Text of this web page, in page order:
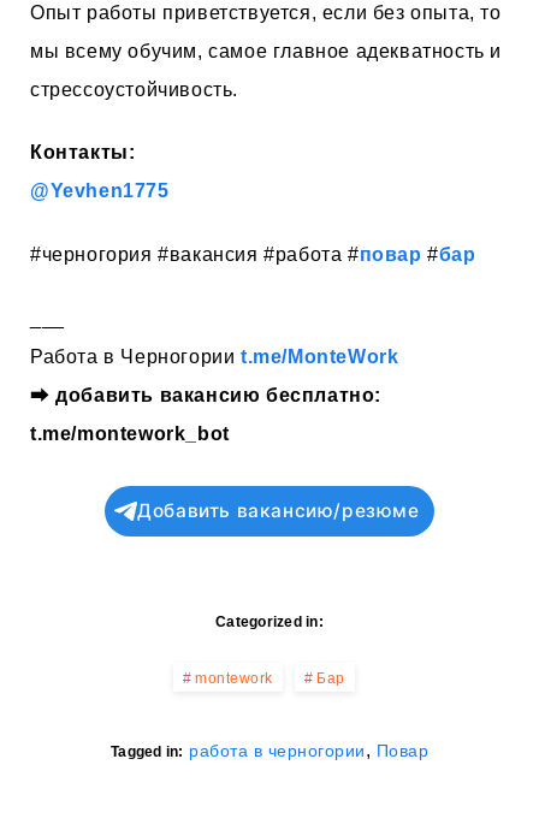
Опыт работы приветствуется, если без опыта, то
мы всему обучим, самое главное адекватность и
стрессоустойчивость.
Контакты:
@Yevhen1775
#черногория #вакансия #работа #повар #бар
Работа в Черногории t.me/MonteWork
⮕добавить вакансию бесплатно:
t.me/montework_bot
Добавить вакансию/резюме
Categorized in:
montework Бар
Tagged in: работа в черногории, Повар